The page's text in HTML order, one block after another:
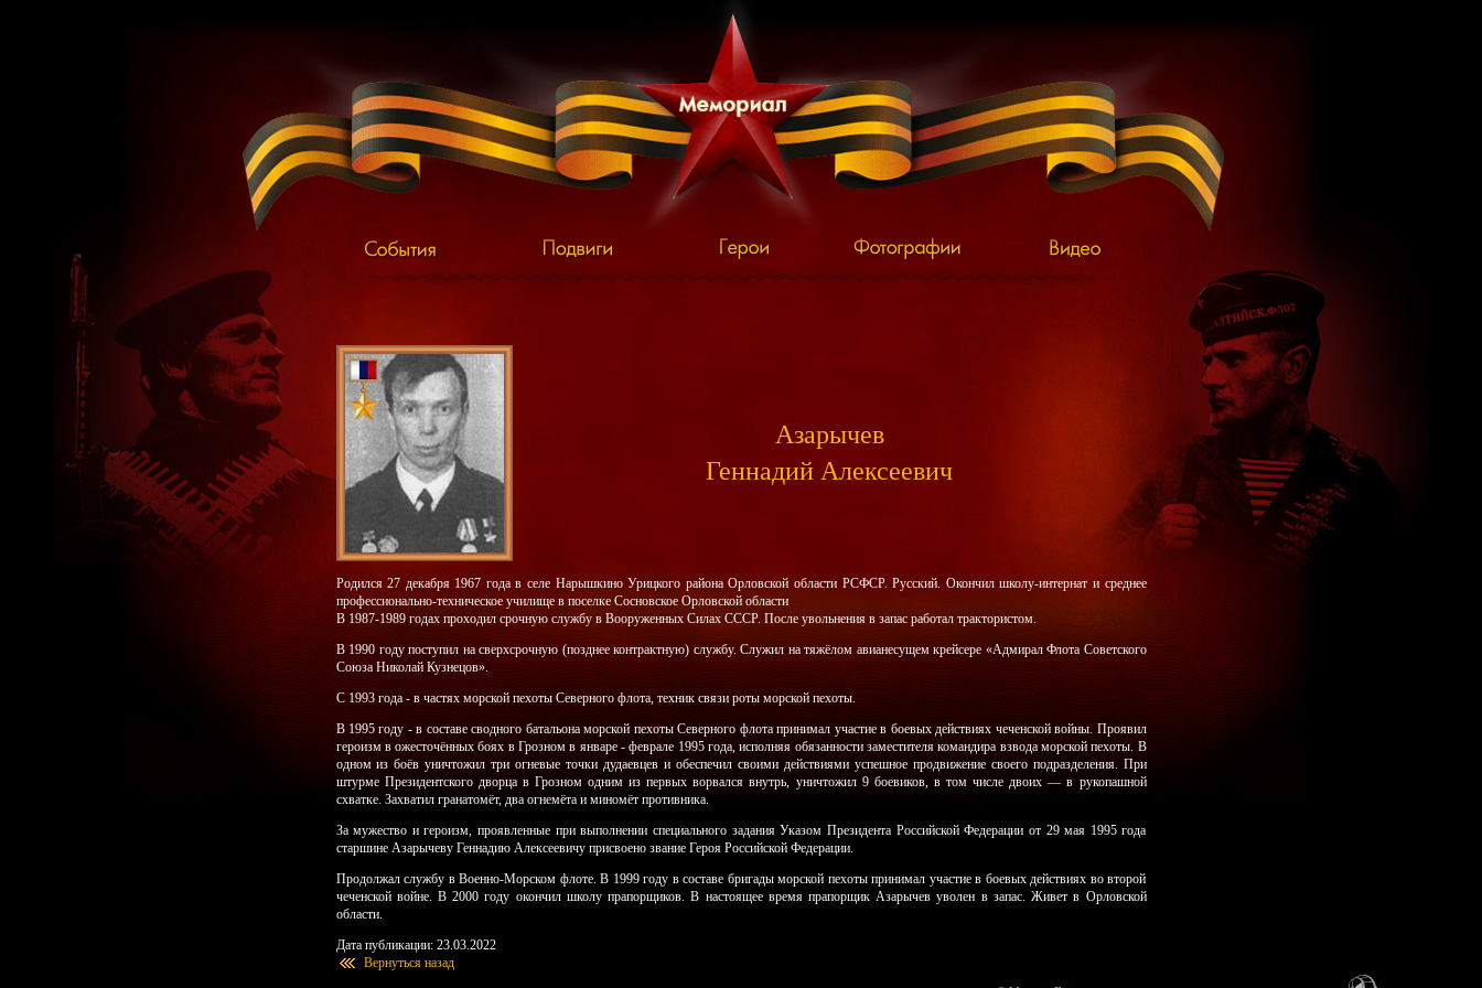
Азарычев
Геннадий Алексеевич
Родился 27 декабря 1967 года в селе Нарышкино Урицкого района Орловской области РСФСР. Русский. Окончил школу-интернат и среднее
профессионально-техническое училище в поселке Сосновское Орловской области
В 1987-1989 годах проходил срочную службу в Вооруженных Силах СССР. После увольнения в запас работал трактористом.
В 1990 году поступил на сверхсрочную (позднее контрактную) службу. Служил на тяжёлом авианесущем крейсере «Адмирал Флота Советского
Союза Николай Кузнецов».
С 1993 года - в частях морской пехоты Северного флота, техник связи роты морской пехоты.
В 1995 году - в составе сводного батальона морской пехоты Северного флота принимал участие в боевых действиях чеченской войны. Проявил
героизм в ожесточённых боях в Грозном в январе - феврале 1995 года, исполняя обязанности заместителя командира взвода морской пехоты. В
одном из боёв уничтожил три огневые точки дудаевцев и обеспечил своими действиями успешное продвижение своего подразделения. При
штурме Президентского дворца в Грозном одним из первых ворвался внутрь, уничтожил 9 боевиков, в том числе двоих — в рукопашной
схватке. Захватил гранатомёт, два огнемёта и миномёт противника.
За мужество и героизм, проявленные при выполнении специального задания Указом Президента Российской Федерации от 29 мая 1995 года
старшине Азарычеву Геннадию Алексеевичу присвоено звание Героя Российской Федерации.
Продолжал службу в Военно-Морском флоте. В 1999 году в составе бригады морской пехоты принимал участие в боевых действиях во второй
чеченской войне. В 2000 году окончил школу прапорщиков. В настоящее время прапорщик Азарычев уволен в запас. Живет в Орловской
области.
Дата публикации: 23.03.2022
Вернуться назад